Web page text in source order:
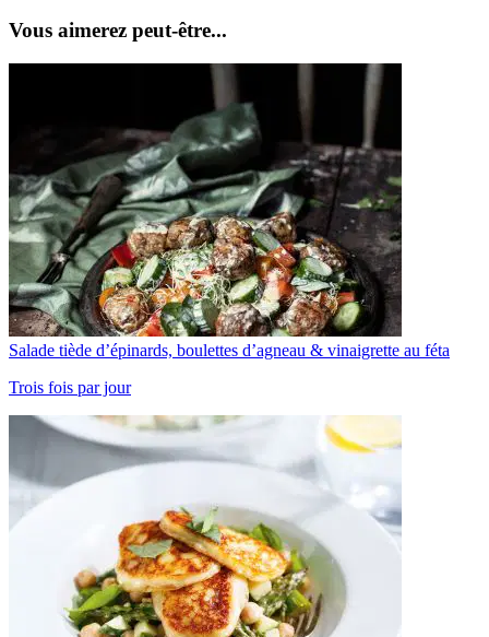
Vous aimerez peut-être...
Salade tiède d’épinards, boulettes d’agneau & vinaigrette au féta
Trois fois par jour